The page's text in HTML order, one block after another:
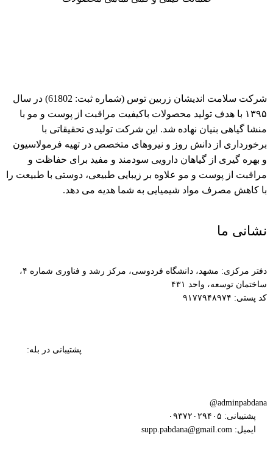
شرکت سلامت اندیشان زربین توس (شماره ثبت: 61802) در سال
۱۳۹۵ با هدف تولید محصولات باکیفیت مراقبت از پوست و مو با
منشا گیاهی بنیان نهاده شد. این شرکت تولیدی تحقیقاتی با
برخورداری از دانش روز و نیروهای متخصص در تهیه فرمولاسیون
و بهره گیری از گیاهان دارویی سودمند و مفید برای حفاظت و
مراقبت از پوست و مو علاوه بر زیبایی طبیعی، دوستی با طبیعت را
با کاهش مصرف مواد شیمیایی به شما هدیه می دهد.
نشانی ما
دفتر مرکزی: مشهد، دانشگاه فردوسی، مرکز رشد و فناوری شماره ۴،
ساختمان توسعه، واحد ۴۳۱
کد پستی: ۹۱۷۷۹۴۸۹۷۴
پشتیبانی در بله:
adminpabdana@
پشتیبانی: ۰۹۳۷۲۰۲۹۴۰۵
ایمیل: supp.pabdana@gmail.com